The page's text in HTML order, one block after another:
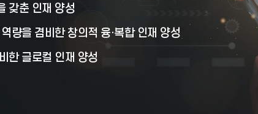
갖춘 인재 양성
량을 겸비한 창의적 융·복합 인재 양성
한 글로컬 인재 양성